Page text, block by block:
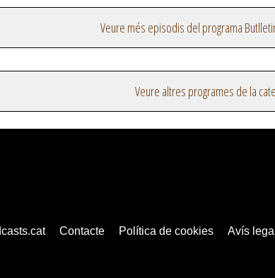
Veure més episodis del programa
Veure altres programes de la
Contacte Política de cookies Avís legal